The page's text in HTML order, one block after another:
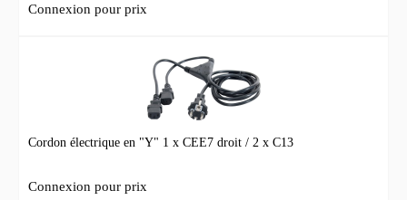
Connexion pour prix
Cordon électrique en "Y" 1 x CEE7 droit / 2 x C13
Connexion pour prix